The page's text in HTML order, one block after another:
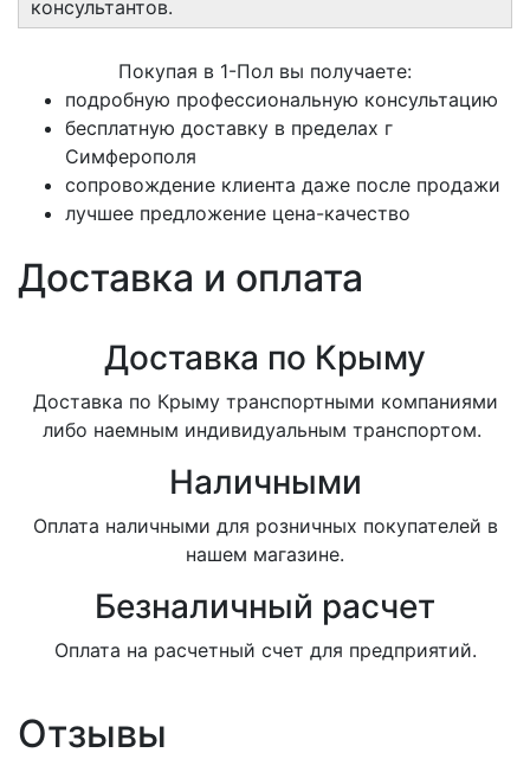
консультантов.
Покупая в 1-Пол вы получаете:
подробную профессиональную консультацию
бесплатную доставку в пределах г
Симферополя
сопровождение клиента даже после продажи
лучшее предложение цена-качество
Доставка и оплата
Доставка по Крыму
Доставка по Крыму транспортными компаниями
либо наемным индивидуальным транспортом.
Наличными
Оплата наличными для розничных покупателей в
нашем магазине.
Безналичный расчет
Оплата на расчетный счет для предприятий.
Отзывы